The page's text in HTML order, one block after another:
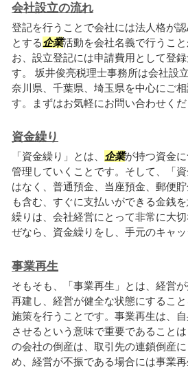
会社設立の流れ
登記を行うことで会社には法人格が
とする企業活動を会社名義で行うこ
お、設立登記には申請費用として登
す。 坂井俊亮税理士事務所は会社設
奈川県、千葉県、埼玉県を中心にご
す。まずはお気軽にお問い合わせくだ
資金繰り
「資金繰り」とは、 企業が持つ資金
管理していくことです。そして、「
はなく、普通預金、当座預金、郵便
も含む、すぐに支払いができる金銭
繰りは、会社経営にとって非常に大
ぜなら、資金繰りをし、手元のキャ
事業再生
そもそも、「事業再生」とは、経営
再建し、経営が健全な状態にするこ
施策を行うことです。事業再生は、
させるという意味で重要であること
の会社の倒産は、取引先の連鎖倒産
め、経営が不振である場合には事業